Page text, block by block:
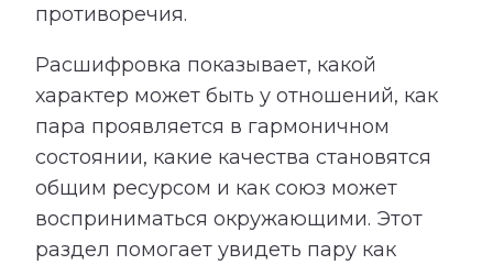
противоречия.
Расшифровка показывает, какой
характер может быть у отношений, как
пара проявляется в гармоничном
состоянии, какие качества становятся
общим ресурсом и как союз может
восприниматься окружающими. Этот
раздел помогает увидеть пару как